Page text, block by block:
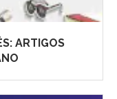
ARTIGOS